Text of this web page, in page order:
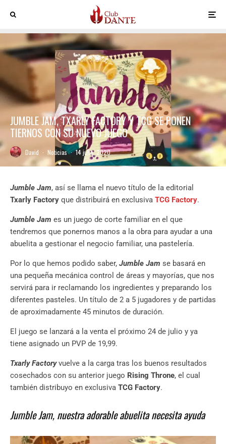
JUMBLE JAM, TXARLY FACTORY Y TCG SE PONEN
TIERNOS CON SU NUEVO JUEGO
David · Noticias · 14 julio, 2020
Jumble Jam, así se llama el nuevo título de la editorial
Txarly Factory que distribuirá en exclusiva TCG Factory.
Jumble Jam es un juego de corte familiar en el que
tendremos que ponernos manos a la obra para ayudar a una
abuelita a gestionar el negocio familiar, una pastelería.
Por lo que hemos podido saber, Jumble Jam se basará en
una pequeña mecánica control de áreas y mayorías, que nos
servirá para ir reclamando los ingredientes y preparando los
diferentes pasteles. Un título de 2 a 5 jugadores y de partidas
de aproximadamente 45 minutos de duración.
El juego se lanzará a la venta el próximo 24 de julio y ya
tiene asignado un PVP de 19,99.
Txarly Factory vuelve a la carga tras los buenos resultados
cosechados con su anterior juego Rising Throne, el cual
también distribuyo en exclusiva TCG Factory.
Jumble Jam, nuestra adorable abuelita necesita ayuda